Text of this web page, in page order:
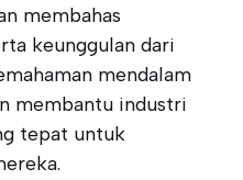
membahas
keunggulan dari
mendalam
membantu industri
tepat untuk